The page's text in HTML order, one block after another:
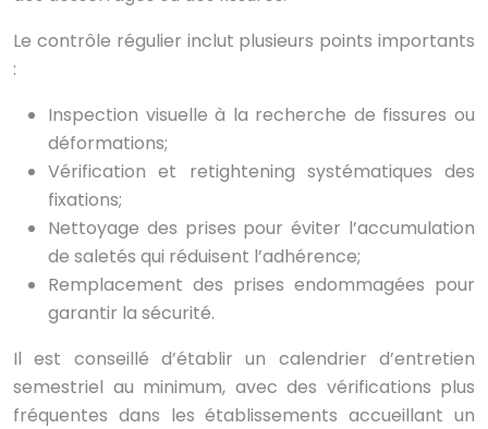
Le contrôle régulier inclut plusieurs points importants
:
Inspection visuelle à la recherche de fissures ou
déformations;
Vérification et retightening systématiques des
fixations;
Nettoyage des prises pour éviter l’accumulation
de saletés qui réduisent l’adhérence;
Remplacement des prises endommagées pour
garantir la sécurité.
Il est conseillé d’établir un calendrier d’entretien
semestriel au minimum, avec des vérifications plus
fréquentes dans les établissements accueillant un